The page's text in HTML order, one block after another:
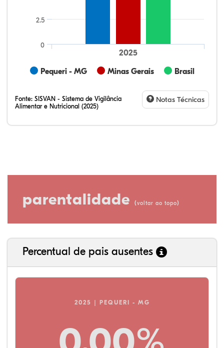
Pequeri - MG Minas Gerais Brasil
2025
0
2.5
Fonte: SISVAN - Sistema de Vigilância
Alimentar e Nutricional (2025)
Notas Técnicas
parentalidade (voltar ao topo)
Percentual de pais ausentes
2025 | PEQUERI - MG